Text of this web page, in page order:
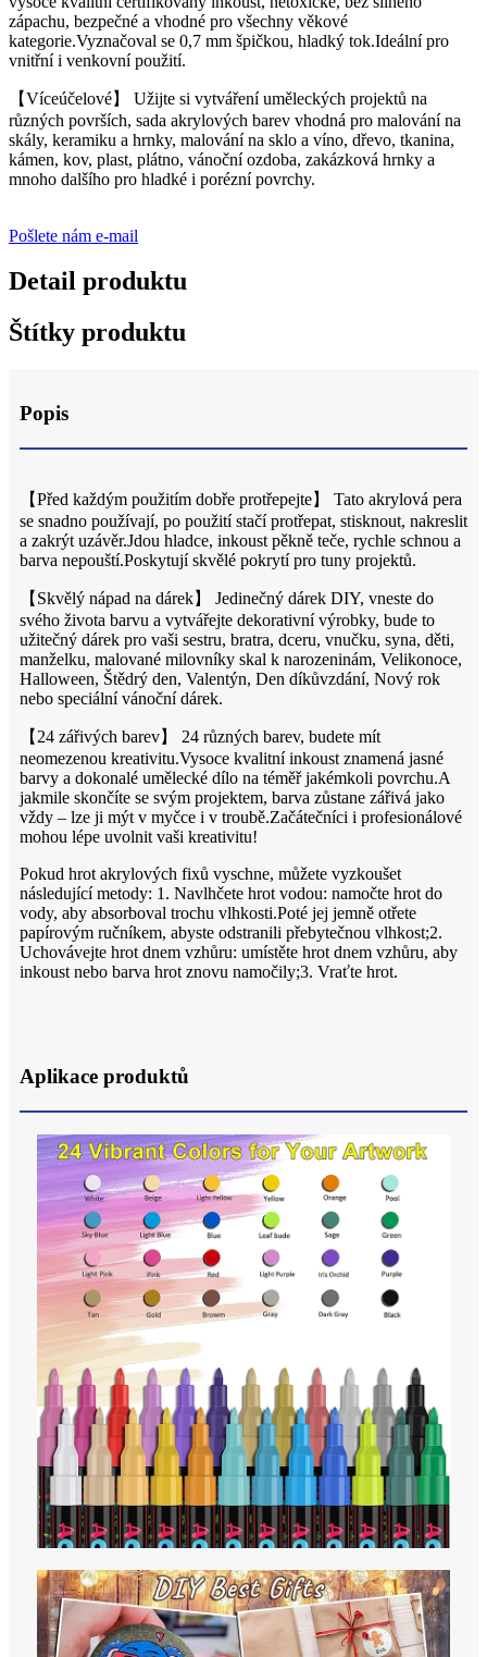
zápachu, bezpečné a vhodné pro všechny věkové
kategorie.Vyznačoval se 0,7 mm špičkou, hladký tok.Ideální pro
vnitřní i venkovní použití.
【Víceúčelové】 Užijte si vytváření uměleckých projektů na
různých površích, sada akrylových barev vhodná pro malování na
skály, keramiku a hrnky, malování na sklo a víno, dřevo, tkanina,
kámen, kov, plast, plátno, vánoční ozdoba, zakázková hrnky a
mnoho dalšího pro hladké i porézní povrchy.
Pošlete nám e-mail
Detail produktu
Štítky produktu
Popis
【Před každým použitím dobře protřepejte】 Tato akrylová pera
se snadno používají, po použití stačí protřepat, stisknout, nakreslit
a zakrýt uzávěr.Jdou hladce, inkoust pěkně teče, rychle schnou a
barva nepouští.Poskytují skvělé pokrytí pro tuny projektů.
【Skvělý nápad na dárek】 Jedinečný dárek DIY, vneste do
svého života barvu a vytvářejte dekorativní výrobky, bude to
užitečný dárek pro vaši sestru, bratra, dceru, vnučku, syna, děti,
manželku, malované milovníky skal k narozeninám, Velikonoce,
Halloween, Štědrý den, Valentýn, Den díkůvzdání, Nový rok
nebo speciální vánoční dárek.
【24 zářivých barev】 24 různých barev, budete mít
neomezenou kreativitu.Vysoce kvalitní inkoust znamená jasné
barvy a dokonalé umělecké dílo na téměř jakémkoli povrchu.A
jakmile skončíte se svým projektem, barva zůstane zářivá jako
vždy – lze ji mýt v myčce i v troubě.Začátečníci i profesionálové
mohou lépe uvolnit vaši kreativitu!
Pokud hrot akrylových fixů vyschne, můžete vyzkoušet
následující metody: 1. Navlhčete hrot vodou: namočte hrot do
vody, aby absorboval trochu vlhkosti.Poté jej jemně otřete
papírovým ručníkem, abyste odstranili přebytečnou vlhkost;2.
Uchovávejte hrot dnem vzhůru: umístěte hrot dnem vzhůru, aby
inkoust nebo barva hrot znovu namočily;3. Vraťte hrot.
Aplikace produktů